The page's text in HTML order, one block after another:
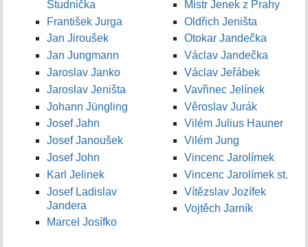
Studnička
František Jurga
Jan Jiroušek
Jan Jungmann
Jaroslav Janko
Jaroslav Jeništa
Johann Jüngling
Josef Jahn
Josef Janoušek
Josef John
Karl Jelinek
Josef Ladislav
Jandera
Marcel Josífko
Mistr Jenek z Prahy
Oldřich Jeništa
Otokar Jandečka
Václav Jandečka
Václav Jeřábek
Vavřinec Jelínek
Věroslav Jurák
Vilém Julius Hauner
Vilém Jung
Vincenc Jarolímek
Vincenc Jarolímek st.
Vítězslav Jozífek
Vojtěch Jarník